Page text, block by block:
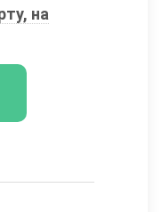
на